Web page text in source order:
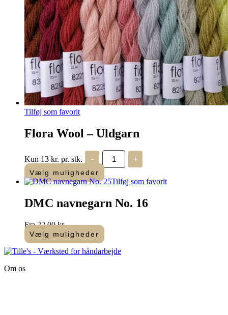
Tilføj som favorit
Flora Wool – Uldgarn
Kun 13 kr. pr. stk. -
Flora
Wool
-
Uldgarn
antal
+
Vælg muligheder
Tilføj som favorit
DMC navnegarn No. 16
Fra22,00kr.
Vælg muligheder
Dette
vare
flere
Om os